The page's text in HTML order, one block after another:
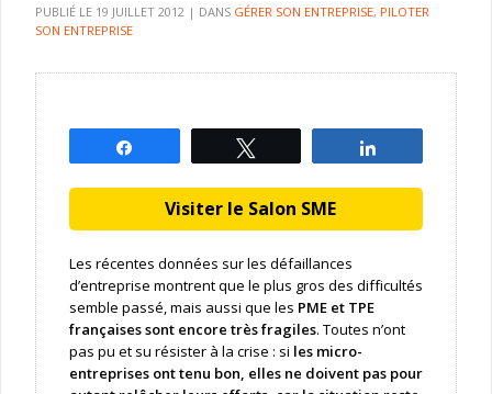
PUBLIÉ LE 19 JUILLET 2012| DANS GÉRER SON ENTREPRISE, PILOTER
SON ENTREPRISE
Visiter le Salon SME
Les récentes données sur les défaillances
d’entreprise montrent que le plus gros des difficultés
semble passé, mais aussi que les PME et TPE
françaises sont encore très fragiles. Toutes n’ont
pas pu et su résister à la crise : si les micro-
entreprises ont tenu bon, elles ne doivent pas pour